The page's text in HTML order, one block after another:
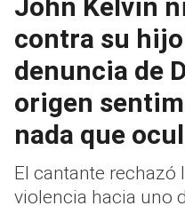
John Kelvin
contra su
denuncia de
origen
nada que
El cantante rechazó
violencia hacia uno